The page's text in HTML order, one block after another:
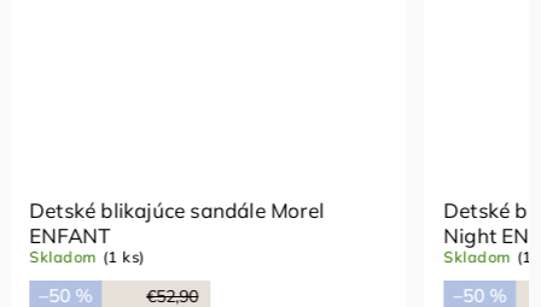
Detské blikajúce sandále Morel
ENFANT
Skladom (1 ks)
€52,90
–50 %
Detské
Night
Skladom
–50 %